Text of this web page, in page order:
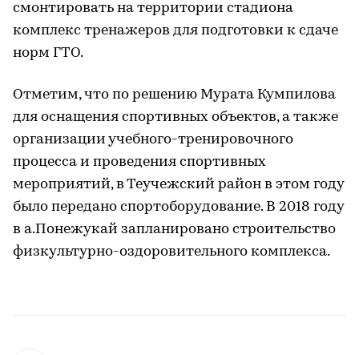
смонтировать на территории стадиона
комплекс тренажеров для подготовки к сдаче
норм ГТО.
Отметим, что по решению Мурата Кумпилова
для оснащения спортивных объектов, а также
организации учебного-тренировочного
процесса и проведения спортивных
мероприятий, в Теучежский район в этом году
было передано спортоборудование. В 2018 году
в а.Понежукай запланировано строительство
физкультурно-оздоровительного комплекса.